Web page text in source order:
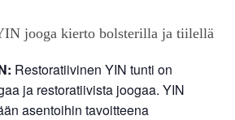
Restoratiivinen YIN tunti on
ja restoratiivista joogaa. YIN
asentoihin tavoitteena